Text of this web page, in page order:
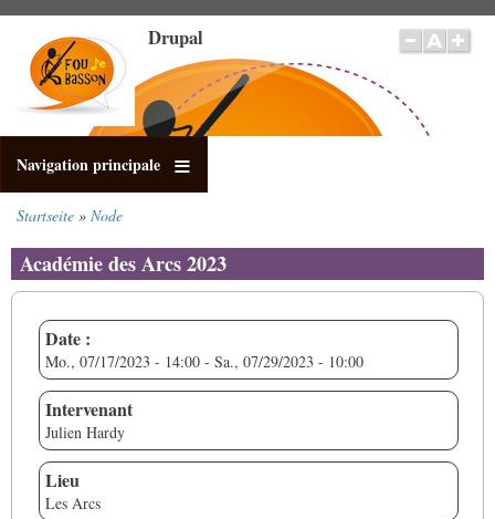
Inhalt
Drupal
Navigation principale
Startseite Node
Académie des Arcs 2023
Date :
Mo., 07/17/2023 - 14:00 - Sa., 07/29/2023 - 10:00
Intervenant
Julien Hardy
Lieu
Les Arcs